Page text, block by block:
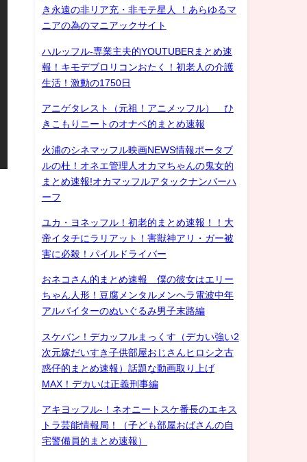
き永遠の非リア充・非モテ星人 ！あらゆるマ
ニアの為のマニアックサイト
ハルッフル-専業主夫的YOUTUBERまとめ速
報！キモデブロリコンおたく！初老人の介護
生活！激動の1750日
アニゲタレスト（元祖！アニメッフル） ひ
きこもりニートのオナベ的まとめ速報
火浦のシネマッフル映画NEWS情報ポータブ
ルの杜！オネエ管理人オカマちゃんの鬼女的
まとめ速報!オカマッフルアタックナンバーハ
ーフ
ユカ・ヨネッフル！初老的まとめ速報！！大
帝イタチにラリアット！害獣神アリ・ガー被
害に必殺！パイルドライバー
おネコさん的まとめ速報 僕の彼女はエリー
ちゃん人形！豆腐メンタルメンヘラ電波中年
アルバイターのぬいぐるみ男子末路編
スケバン！デカッフルまっくす（デカい強い2
次元嫁だいすき子供部屋おじさんヒロシ之古
惑仔的まとめ速報）話題な動画取り上げ
MAX！デカいは正義刑事編
アキヨッフル-！ネオニートスケ番長のエキス
トラ芸能情報局！（子ども部屋おばさんの自
宅警備員的まとめ速報）